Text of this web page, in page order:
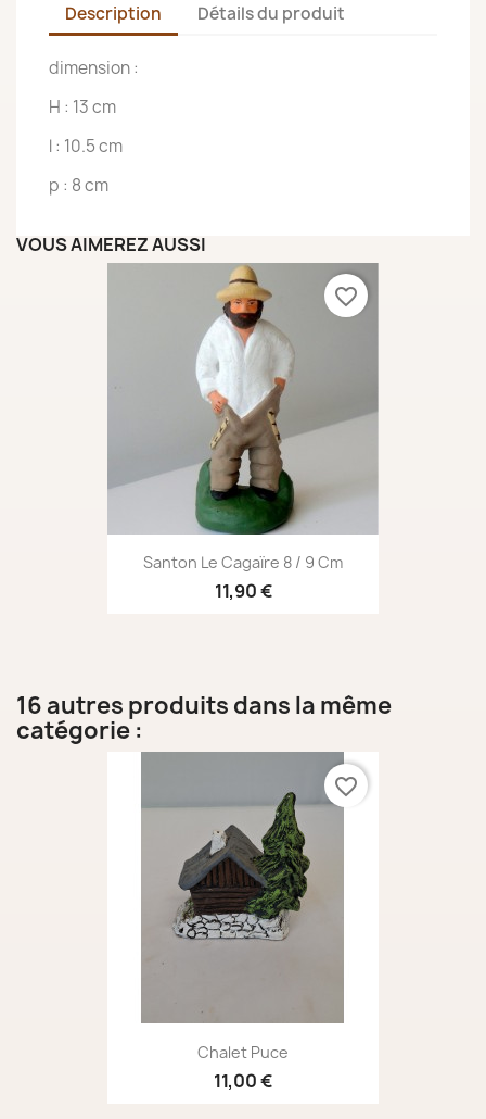
Description Détails du produit
dimension :
H : 13 cm
l : 10.5 cm
p : 8 cm
VOUS AIMEREZ AUSSI
Santon Le Cagaïre 8 / 9 Cm
11,90 €
favorite_border
16 autres produits dans la même
catégorie :
Chalet Puce
11,00 €
favorite_border